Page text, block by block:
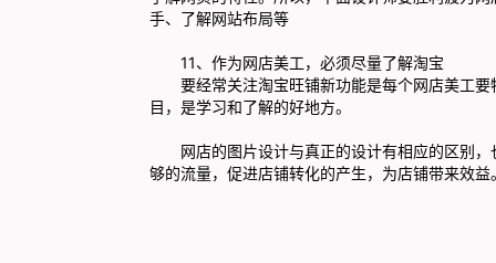
手、了解网站布局等
11、作为网店美工，必须尽量了解淘宝
要经常关注淘宝旺铺新功能是每个网店美工要
目，是学习和了解的好地方。
网店的图片设计与真正的设计有相应的区别，
够的流量，促进店铺转化的产生，为店铺带来效益